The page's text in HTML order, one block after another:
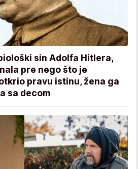
sin Adolfa Hitlera,
pre nego što je
pravu istinu, žena ga
sa decom